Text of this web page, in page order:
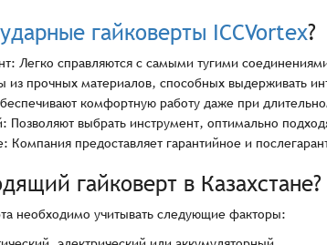
ударные гайковерты ICCVortex?
Легко справляются с самыми тугими
из прочных материалов, способных выдерживать
комфортную работу даже при
выбрать инструмент, оптимально
Компания предоставляет гарантийное и
гайковерт в Казахстане?
необходимо учитывать следующие факторы: